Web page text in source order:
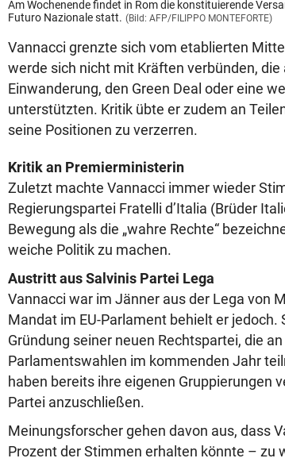
Am Wochenende findet in Rom die konstituierende
Futuro Nazionale statt. (Bild: AFP/FILIPPO MONTEFORTE)
Vannacci grenzte sich vom etablierten
werde sich nicht mit Kräften verbünden, die
Einwanderung, den Green Deal oder eine
unterstützten. Kritik übte er zudem an
seine Positionen zu verzerren.
Kritik an Premierministerin
Zuletzt machte Vannacci immer wieder
Regierungspartei Fratelli d’Italia (Brüder
Bewegung als die „wahre Rechte“
weiche Politik zu machen.
Austritt aus Salvinis Partei Lega
Vannacci war im Jänner aus der Lega von
Mandat im EU-Parlament behielt er
Gründung seiner neuen Rechtspartei, die
Parlamentswahlen im kommenden Jahr
haben bereits ihre eigenen Gruppierungen
Partei anzuschließen.
Meinungsforscher gehen davon aus, dass
Prozent der Stimmen erhalten könnte – zu